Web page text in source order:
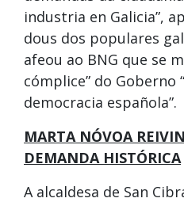
industria en Galicia”,
dous dos populares
afeou ao BNG que se
cómplice” do Goberno
democracia española”.
MARTA NÓVOA
DEMANDA HISTÓRICA
A alcaldesa de San